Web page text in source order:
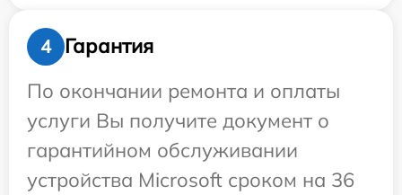
4
Гарантия
По окончании ремонта и оплаты
услуги Вы получите документ о
гарантийном обслуживании
устройства Microsoft сроком на 36